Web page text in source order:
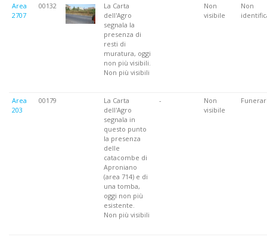
Area
2707
00132
La Carta
dell'Agro
segnala la
presenza di
resti di
muratura, oggi
non più visibili.
Non più visibili
Non
visibile
Non
Area
203
00179
La Carta
dell'Agro
segnala in
questo punto
la presenza
delle
catacombe di
Aproniano
(area 714) e di
una tomba,
oggi non più
esistente.
Non più visibili
-
Non
visibile